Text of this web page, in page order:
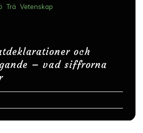
Trä Vetenskap
och
– vad siffrorna